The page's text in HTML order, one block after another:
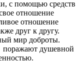
с помощью средств
отношение
отношение
друг к другу.
мир доброты.
поражают душевной